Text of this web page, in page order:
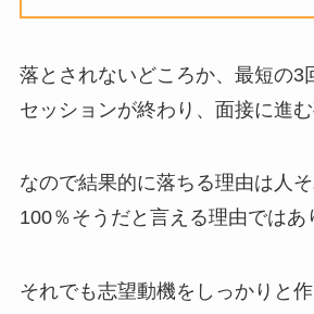
落とされないどころか、最短の3
セッションが終わり、面接に進む
なので結果的に落ちる理由は人そ
100％そうだと言える理由ではあ
それでも志望動機をしっかりと